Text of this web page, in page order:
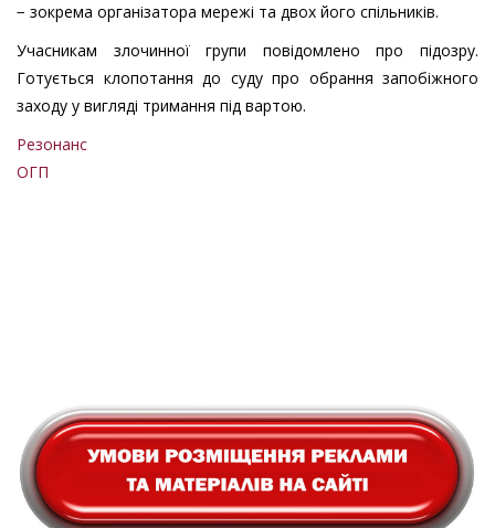
− зокрема організатора мережі та двох його спільників.
Учасникам злочинної групи повідомлено про підозру.
Готується клопотання до суду про обрання запобіжного
заходу у вигляді тримання під вартою.
Резонанс
ОГП